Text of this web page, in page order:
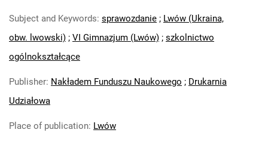
Subject and Keywords: sprawozdanie ; Lwów (Ukraina,
obw. lwowski) ; VI Gimnazjum (Lwów) ; szkolnictwo
ogólnokształcące
Publisher: Nakładem Funduszu Naukowego ; Drukarnia
Udziałowa
Place of publication: Lwów